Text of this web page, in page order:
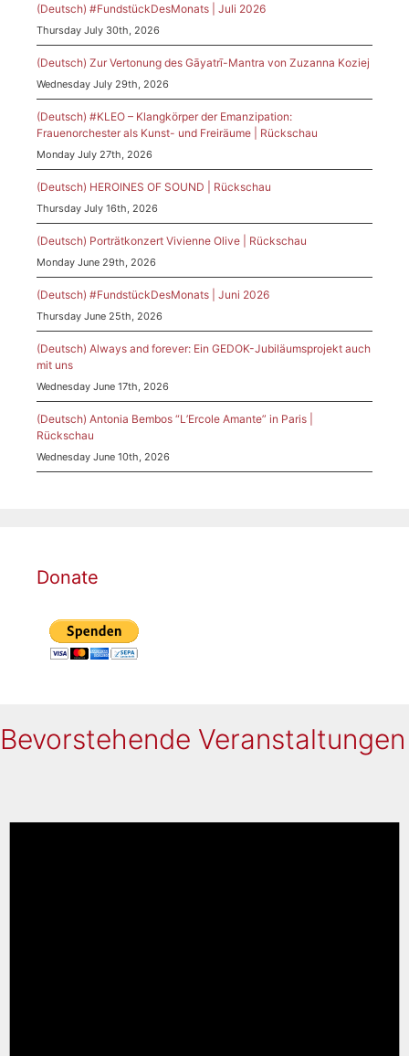
(Deutsch) #FundstückDesMonats | Juli 2026
Thursday July 30th, 2026
(Deutsch) Zur Vertonung des Gāyatrī-Mantra von Zuzanna Koziej
Wednesday July 29th, 2026
(Deutsch) #KLEO – Klangkörper der Emanzipation:
Frauenorchester als Kunst- und Freiräume | Rückschau
Monday July 27th, 2026
(Deutsch) HEROINES OF SOUND | Rückschau
Thursday July 16th, 2026
(Deutsch) Porträtkonzert Vivienne Olive | Rückschau
Monday June 29th, 2026
(Deutsch) #FundstückDesMonats | Juni 2026
Thursday June 25th, 2026
(Deutsch) Always and forever: Ein GEDOK-Jubiläumsprojekt auch
mit uns
Wednesday June 17th, 2026
(Deutsch) Antonia Bembos “L’Ercole Amante” in Paris |
Rückschau
Wednesday June 10th, 2026
Donate
Bevorstehende Veranstaltungen